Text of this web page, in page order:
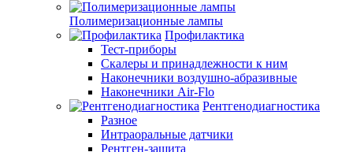
Полимеризационные лампы
Профилактика
Тест-приборы
Скалеры и принадлежности к ним
Наконечники воздушно-абразивные
Наконечники Air-Flo
Рентгенодиагностика
Разное
Интраоральные датчики
Рентген-защита